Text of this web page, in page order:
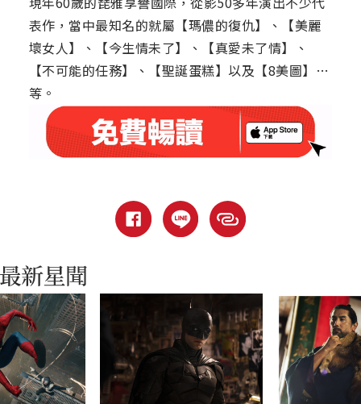
表作，當中最知名的就屬【瑪儂的復仇】、【美麗
壞女人】、【今生情未了】、【真愛未了情】、
【不可能的任務】、【聖誕蛋糕】以及【8美圖】…
等。